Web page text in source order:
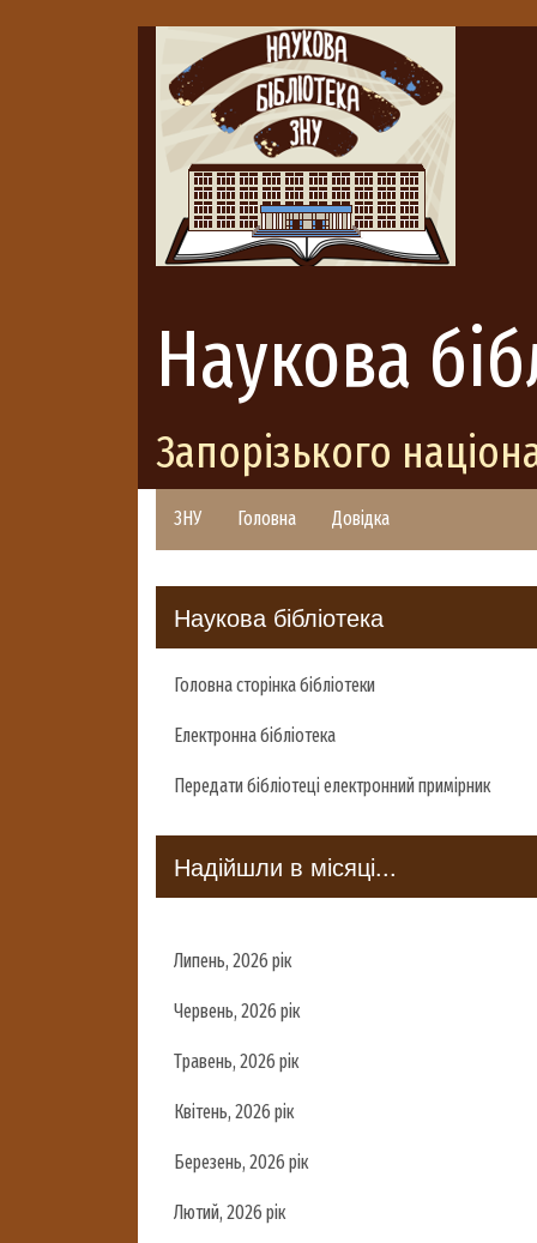
Наукова
Запорізького
ЗНУ Головна Довідка
Наукова бібліотека
Головна сторінка бібліотеки
Електронна бібліотека
Передати бібліотеці електронний примірник
Надійшли в місяці...
Липень, 2026 рік
Червень, 2026 рік
Травень, 2026 рік
Квітень, 2026 рік
Березень, 2026 рік
Лютий, 2026 рік